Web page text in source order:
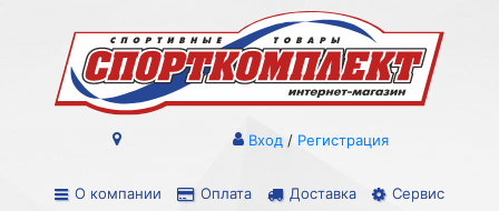
О компании Оплата Доставка
Сервис
Вход / Регистрация